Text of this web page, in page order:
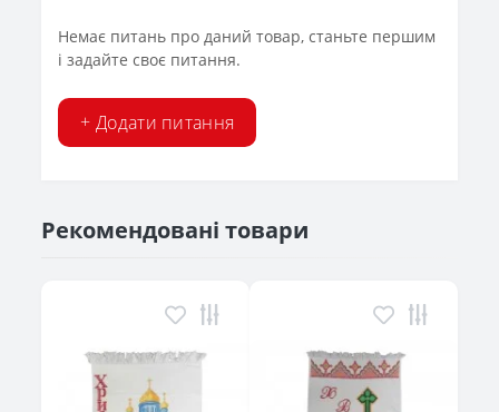
Немає питань про даний товар, станьте першим
і задайте своє питання.
+ Додати питання
Рекомендовані товари